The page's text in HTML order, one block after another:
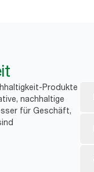
Produkte
nachhaltige
für Geschäft,